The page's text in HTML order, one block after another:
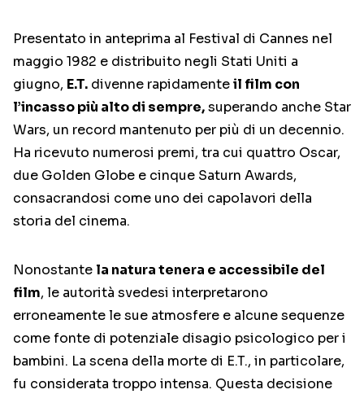
Presentato in anteprima al Festival di Cannes nel
maggio 1982 e distribuito negli Stati Uniti a
giugno, E.T. divenne rapidamenteil film con
l’incasso più alto di sempre,superando anche Star
Wars, un record mantenuto per più di un decennio.
Ha ricevuto numerosi premi, tra cui quattro Oscar,
due Golden Globe e cinque Saturn Awards,
consacrandosi come uno dei capolavori della
storia del cinema.
Nonostante la natura tenera e accessibile del
film, le autorità svedesi interpretarono
erroneamente le sue atmosfere e alcune sequenze
come fonte di potenziale disagio psicologico per i
bambini. La scena della morte di E.T., in particolare,
fu considerata troppo intensa. Questa decisione